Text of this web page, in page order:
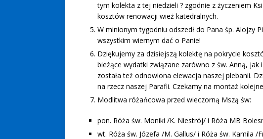
tym kolekta z tej niedzieli ? zgodnie z życzeniem
kosztów renowacji wież katedralnych.
W minionym tygodniu odszedł do Pana śp. Alojzy
wszystkim wiernym dać o Panie!
Dziękujemy za dzisiejszą kolektę na pokrycie
bieżące wydatki związane zarówno z św. Anną,
została też odnowiona elewacja naszej plebanii.
na rzecz naszej Parafii. Czekamy na montaż
Modlitwa różańcowa przed wieczorną Mszą św:
pon. Róża św. Moniki /K. Niestrój/ i Róża MB
wt. Róża św. Józefa /M. Gallus/ i Róża św. Kamila /